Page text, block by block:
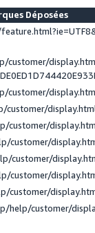
Déposées
customer/
customer/
customer/
customer/
customer/
help/customer/